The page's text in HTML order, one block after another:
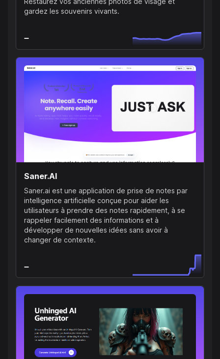
gardez les souvenirs vivants.
Saner.AI
Saner.ai est une application de prise de notes par
intelligence artificielle conçue pour aider les
utilisateurs à prendre des notes rapidement, à se
rappeler facilement des informations et à
développer de nouvelles idées sans avoir à
changer de contexte.